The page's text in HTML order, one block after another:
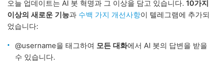
오늘 업데이트는 AI 봇 혁명과 그 이상을 담고 있습니다. 10가지
이상의 새로운 기능과 수백 가지 개선사항이 텔레그램에 추가되
었습니다:
@username을 태그하여 모든 대화에서 AI 봇의 답변을 받을
수 있습니다.